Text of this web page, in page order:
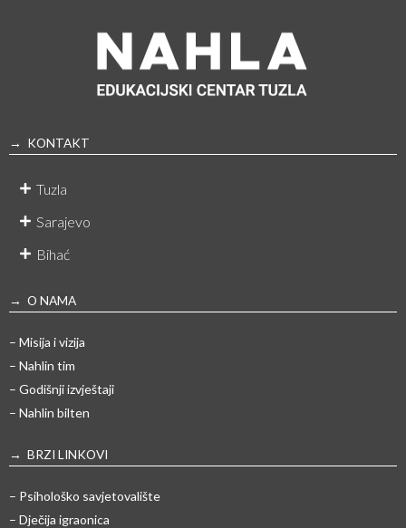
→ KONTAKT
Tuzla
Sarajevo
Bihać
→ O NAMA
– Misija i vizija
– Nahlin tim
– Godišnji izvještaji
– Nahlin bilten
→ BRZI LINKOVI
– Psihološko savjetovalište
– Dječija igraonica